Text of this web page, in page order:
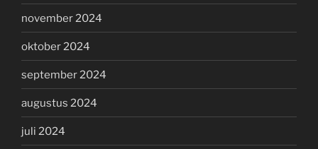
november 2024
oktober 2024
september 2024
augustus 2024
juli 2024